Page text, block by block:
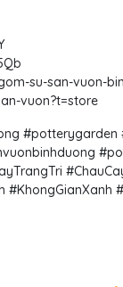
su-san-vuon-
vuon?t=store
#KhongGianXanh